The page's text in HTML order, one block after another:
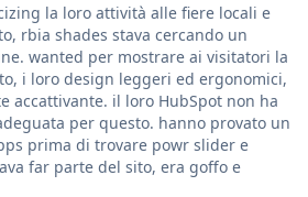
la loro attività alle fiere locali e
rbia shades stava cercando un
wanted per mostrare ai visitatori la
i loro design leggeri ed ergonomici,
accattivante. il loro HubSpot non ha
per questo. hanno provato un
prima di trovare powr slider e
far parte del sito, era goffo e